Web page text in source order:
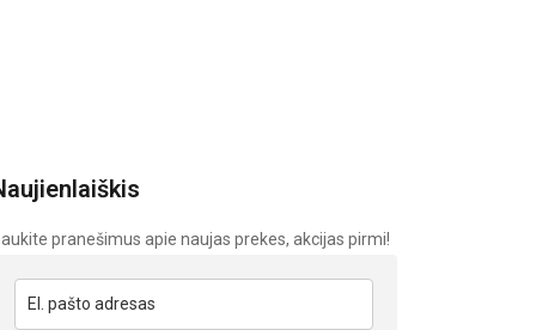
pranešimus apie naujas prekes, akcijas pirmi!